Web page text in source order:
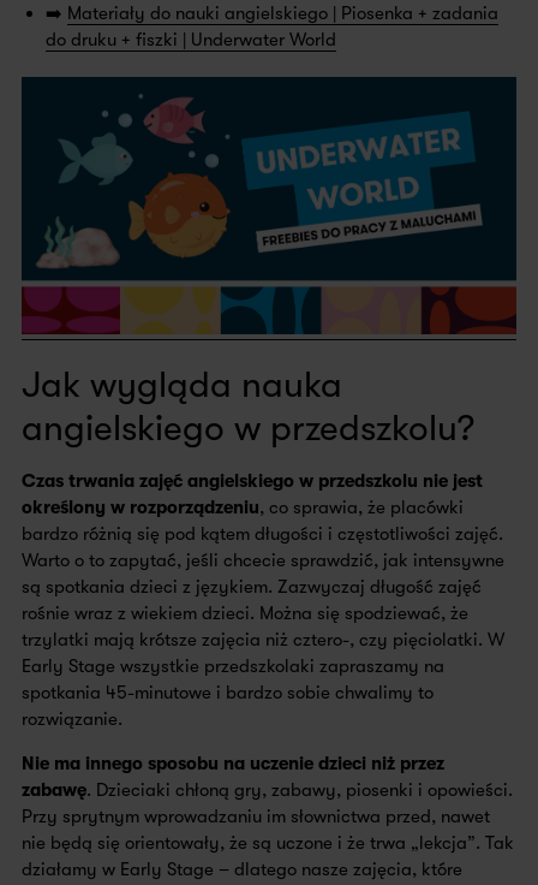
➡️ Materiały do nauki angielskiego | Piosenka + zadania
do druku + fiszki | Underwater World
Jak wygląda nauka
angielskiego w przedszkolu?
Czas trwania zajęć angielskiego w przedszkolu nie jest
określony w rozporządzeniu, co sprawia, że placówki
bardzo różnią się pod kątem długości i częstotliwości zajęć.
Warto o to zapytać, jeśli chcecie sprawdzić, jak intensywne
są spotkania dzieci z językiem. Zazwyczaj długość zajęć
rośnie wraz z wiekiem dzieci. Można się spodziewać, że
trzylatki mają krótsze zajęcia niż cztero-, czy pięciolatki. W
Early Stage wszystkie przedszkolaki zapraszamy na
spotkania 45-minutowe i bardzo sobie chwalimy to
rozwiązanie.
Nie ma innego sposobu na uczenie dzieci niż przez
zabawę. Dzieciaki chłoną gry, zabawy, piosenki i opowieści.
Przy sprytnym wprowadzaniu im słownictwa przed, nawet
nie będą się orientowały, że są uczone i że trwa „lekcja”. Tak
działamy w Early Stage – dlatego nasze zajęcia, które